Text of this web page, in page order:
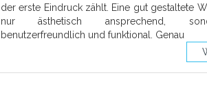
der erste Eindruck zählt. Eine gut gestaltete
nur ästhetisch ansprechend,
benutzerfreundlich und funktional. Genau